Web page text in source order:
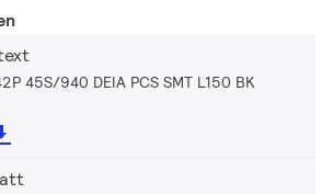
45S/940 DEIA PCS SMT L150 BK